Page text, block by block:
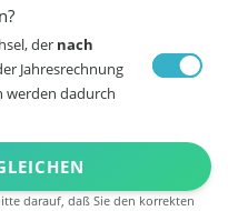
der nach
Jahresrechnung
werden dadurch
darauf, daß Sie den korrekten